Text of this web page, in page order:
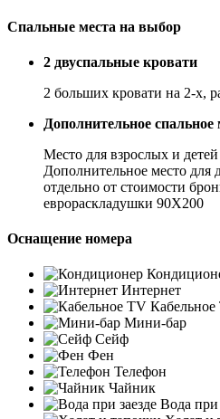
Спальные места на выбор
2 двуспальные кровати
2 больших кровати на 2-х,
Дополнительное спальное
Место для взрослых и
Дополнительное место для
отдельно от стоимости
еврораскладушки 90Х200
Оснащение номера
Интернет
Мини-бар
Сейф
Фен
Телефон
Чайник
Вода при